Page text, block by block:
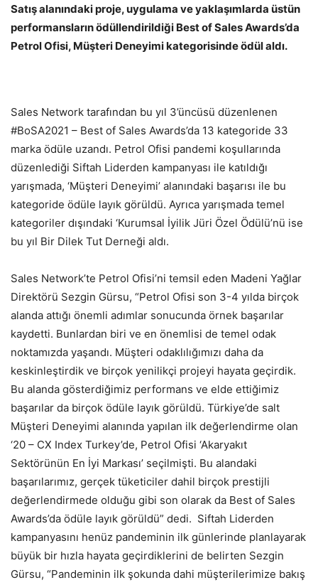
Satış alanındaki proje, uygulama ve yaklaşımlarda üstün
performansların ödüllendirildiği Best of Sales Awards’da
Petrol Ofisi, Müşteri Deneyimi kategorisinde ödül aldı.
Sales Network tarafından bu yıl 3’üncüsü düzenlenen
#BoSA2021 – Best of Sales Awards’da 13 kategoride 33
marka ödüle uzandı. Petrol Ofisi pandemi koşullarında
düzenlediği Siftah Liderden kampanyası ile katıldığı
yarışmada, ‘Müşteri Deneyimi’ alanındaki başarısı ile bu
kategoride ödüle layık görüldü. Ayrıca yarışmada temel
kategoriler dışındaki ‘Kurumsal İyilik Jüri Özel Ödülü’nü ise
bu yıl Bir Dilek Tut Derneği aldı.
Sales Network’te Petrol Ofisi’ni temsil eden Madeni Yağlar
Direktörü Sezgin Gürsu, “Petrol Ofisi son 3-4 yılda birçok
alanda attığı önemli adımlar sonucunda örnek başarılar
kaydetti. Bunlardan biri ve en önemlisi de temel odak
noktamızda yaşandı. Müşteri odaklılığımızı daha da
keskinleştirdik ve birçok yenilikçi projeyi hayata geçirdik.
Bu alanda gösterdiğimiz performans ve elde ettiğimiz
başarılar da birçok ödüle layık görüldü. Türkiye’de salt
Müşteri Deneyimi alanında yapılan ilk değerlendirme olan
‘20 – CX Index Turkey’de, Petrol Ofisi ‘Akaryakıt
Sektörünün En İyi Markası’ seçilmişti. Bu alandaki
başarılarımız, gerçek tüketiciler dahil birçok prestijli
değerlendirmede olduğu gibi son olarak da Best of Sales
Awards’da ödüle layık görüldü” dedi. Siftah Liderden
kampanyasını henüz pandeminin ilk günlerinde planlayarak
büyük bir hızla hayata geçirdiklerini de belirten Sezgin
Gürsu, “Pandeminin ilk şokunda dahi müşterilerimize bakış